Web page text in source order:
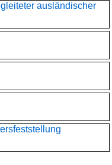
ausländischer